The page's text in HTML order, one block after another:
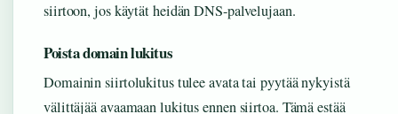
siirtoon, jos käytät heidän DNS-palvelujaan.
Poista domain lukitus
Domainin siirtolukitus tulee avata tai pyytää nykyistä
välittäjää avaamaan lukitus ennen siirtoa. Tämä estää